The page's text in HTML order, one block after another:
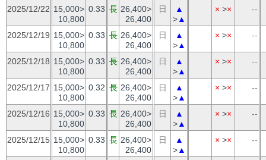
2025/12/22 15,000>
10,800
0.33 長 26,400>
26,400
日
▲
>▲
× >× --
2025/12/19 15,000>
10,800
0.33 長 26,400>
26,400
日
▲
>▲
× >× --
2025/12/18 15,000>
10,800
0.33 長 26,400>
26,400
日
▲
>▲
× >× --
2025/12/17 15,000>
10,800
0.32 長 26,400>
26,400
日
▲
>▲
× >× --
2025/12/16 15,000>
10,800
0.33 長 26,400>
26,400
日
▲
>▲
× >× --
2025/12/15 15,000>
10,800
0.33 長 26,400>
26,400
日
▲
>▲
× >× --